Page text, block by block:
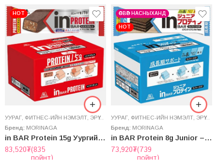
HOT
УУРАГ ФИТНЕС-ИЙН НЭМЭЛТ ЭРҮҮЛ МЭНДИЙН НЭМЭЛТ
Бренд: MORINAGA
in BAR Protein 15g Уургийн баар – Жигнэсэн Шоколадны амттай 12ш
83,520₮(835
пойнт)
ӨСВӨР НАСНЫХАНД
HOT
УУРАГ ФИТНЕС-ИЙН НЭМЭЛТ ЭРҮҮЛ МЭНДИЙН НЭМЭЛТ
Бренд: MORINAGA
in BAR Protein 8g Junior – Өсвөр насны уургийн баар – Вафель Кокоа амттай 12ш
73,920₮(739
пойнт)